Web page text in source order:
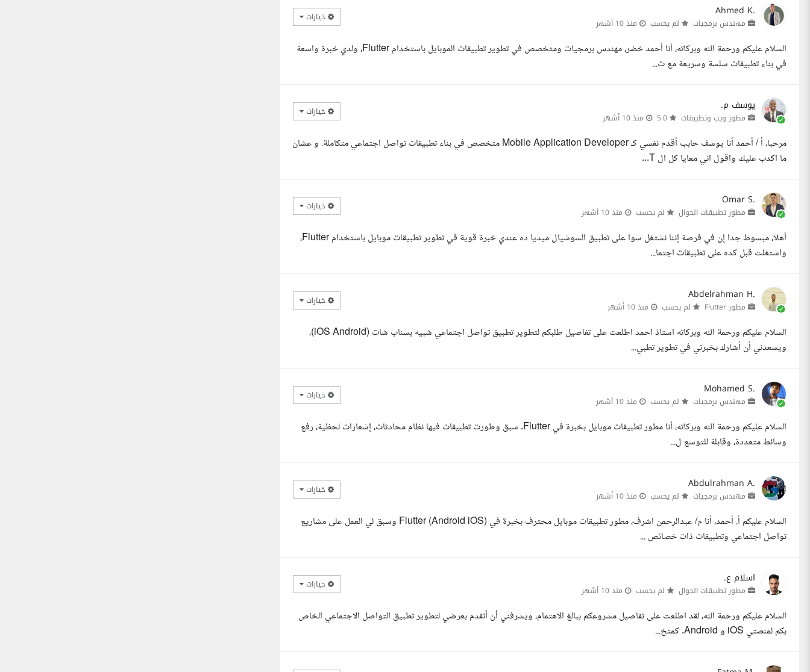
Ahmed K.
مهندس برمجيات لم يحسب منذ 10 أشهر خيارات
السلام عليكم ورحمة الله وبركاته، أنا أحمد خضر، مهندس برمجيات ومتخصص في تطوير تطبيقات الموبايل باستخدام Flutter، ولدي خبرة واسعة
في بناء تطبيقات سلسة وسريعة مع ت...
يوسف م.
مطور ويب وتطبيقات منذ 10 أشهر خيارات
مرحبا، أ / أحمد أنا يوسف حابب أقدم نفسي كـ Mobile Application Developer متخصص في بناء تطبيقات تواصل اجتماعي متكاملة. و عشان
ما اكدب عليك واقول اني معايا كل ال T...
Omar S.
مطور تطبيقات الجوال لم يحسب منذ 10 أشهر خيارات
أهلا، مبسوط جدا إن في فرصة إننا نشتغل سوا على تطبيق السوشيال ميديا ده عندي خبرة قوية في تطوير تطبيقات موبايل باستخدام Flutter،
واشتغلت قبل كده على تطبيقات اجتما...
Abdelrahman H.
مطور Flutter لم يحسب منذ 10 أشهر خيارات
السلام عليكم ورحمة الله وبركاته استاذ احمد اطلعت على تفاصيل طلبكم لتطوير تطبيق تواصل اجتماعي شبيه بسناب شات (iOS Android)،
ويسعدني أن أشارك بخبرتي في تطوير تطبي...
Mohamed S.
مهندس برمجيات لم يحسب منذ 10 أشهر خيارات
السلام عليكم ورحمة الله وبركاته، أنا مطور تطبيقات موبايل بخبرة في Flutter. سبق وطورت تطبيقات فيها نظام محادثات، إشعارات لحظية، رفع
وسائط متعددة، وقابلة للتوسع ل...
Abdulrahman A.
مهندس برمجيات لم يحسب منذ 10 أشهر خيارات
السلام عليكم أ. أحمد، أنا م/ عبدالرحمن اشرف، مطور تطبيقات موبايل محترف بخبرة في Flutter (Android iOS) وسبق لي العمل على مشاريع
تواصل اجتماعي وتطبيقات ذات خصائص ...
اسلام ع.
مطور تطبيقات الجوال لم يحسب منذ 10 أشهر خيارات
السلام عليكم ورحمة الله، لقد اطلعت على تفاصيل مشروعكم ببالغ الاهتمام، ويشرفني أن أتقدم بعرضي لتطوير تطبيق التواصل الاجتماعي الخاص
بكم لمنصتي iOS و Android. كمتخ...